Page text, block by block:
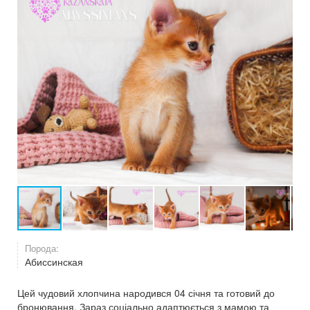
Порода:
Абиссинская
Цей чудовий хлопчина народився 04 січня та готовий до
бронювання. Зараз соціально адаптюється з мамою та